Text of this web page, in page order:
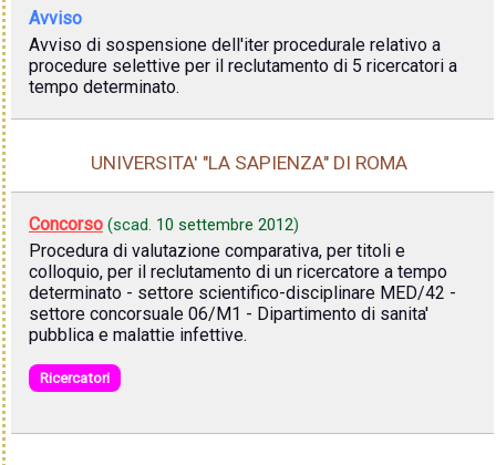
Avviso
Avviso di sospensione dell'iter procedurale relativo a
procedure selettive per il reclutamento di 5 ricercatori a
tempo determinato.
UNIVERSITA' "LA SAPIENZA" DI ROMA
Concorso (scad. 10 settembre 2012)
Procedura di valutazione comparativa, per titoli e
colloquio, per il reclutamento di un ricercatore a tempo
determinato - settore scientifico-disciplinare MED/42 -
settore concorsuale 06/M1 - Dipartimento di sanita'
pubblica e malattie infettive.
Ricercatori